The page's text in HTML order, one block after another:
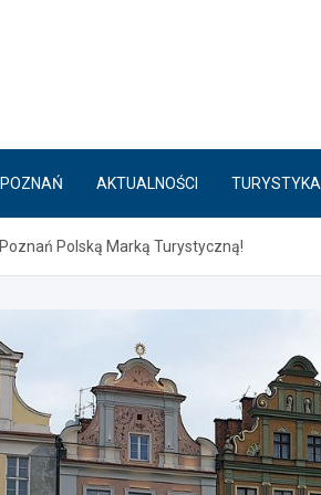
POZNAŃ AKTUALNOŚCI TURYSTYKA
Poznań Polską Marką Turystyczną!